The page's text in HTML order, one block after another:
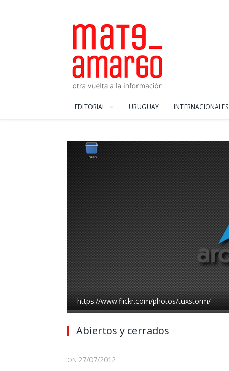
EDITORIAL URUGUAY INTERNACIONALES
https://www.flickr.com/photos/tuxstorm/
Abiertos y cerrados
ON 27/07/2012